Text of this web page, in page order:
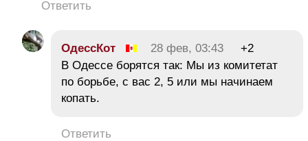
Ответить
ОдессКот 28 фев, 03:43
+2
В Одессе борятся так: Мы из комитетат
по борьбе, с вас 2, 5 или мы начинаем
копать.
Ответить